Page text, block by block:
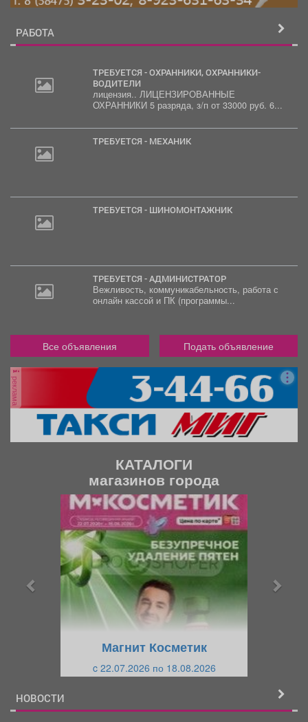
РАБОТА
ТРЕБУЕТСЯ - ОХРАННИКИ, ОХРАННИКИ-
ВОДИТЕЛИ
лицензия.. ЛИЦЕНЗИРОВАННЫЕ
ОХРАННИКИ 5 разряда, з/п от 33000 руб. 6...
ТРЕБУЕТСЯ - МЕХАНИК
ТРЕБУЕТСЯ - ШИНОМОНТАЖНИК
ТРЕБУЕТСЯ - АДМИНИСТРАТОР
Вежливость, коммуникабельность, работа с
онлайн кассой и ПК (программы...
Все объявления Подать объявление
реклама
КАТАЛОГИ
магазинов города
Магнит Косметик
c 22.07.2026 по 18.08.2026
НОВОСТИ